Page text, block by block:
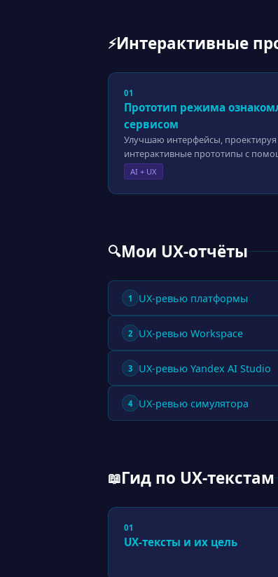
⚡Интерактивные
01
Прототип режима
сервисом
Улучшаю интерфейсы, проектируя
интерактивные прототипы с
AI + UX
🔍Мои UX-отчёты
1 UX-ревью платформы
2 UX-ревью Workspace
3 UX-ревью Yandex AI Studio
4 UX-ревью симулятора
📖Гид по UX-текстам
01
UX-тексты и их цель